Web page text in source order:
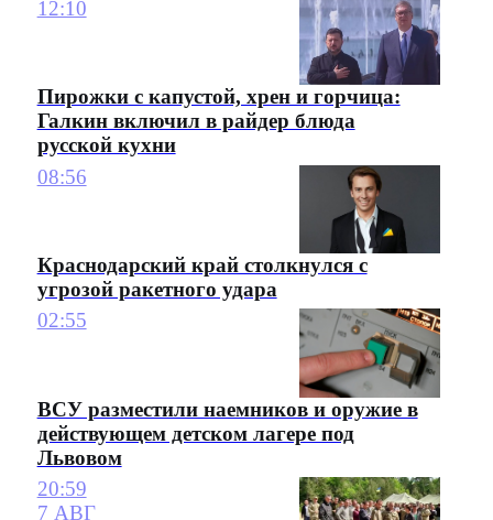
12:10
Пирожки с капустой, хрен и горчица:
Галкин включил в райдер блюда
русской кухни
08:56
Краснодарский край столкнулся с
угрозой ракетного удара
02:55
ВСУ разместили наемников и оружие в
действующем детском лагере под
Львовом
20:59
7 АВГ